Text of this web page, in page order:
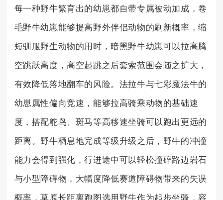
每一种野牛繁育出的幼崽都自带专属被动加成，卷
毛野牛幼崽能够提高野外伴侣动物的刷新概率，缩
短驯服野生动物的用时，暗黑野牛幼崽可以拉高腾
空跳跃高度，高空起跳之后套索范围会随之扩大，
有效降低落地翻车的风险。法拉牛与七彩魔法牛的
幼崽属性偏向竞速，能够拉高骑乘动物的基础速
度，搭配鸵鸟、斑马等高移速坐骑可以跑出更远的
距离。野牛栖息地完成等级升级之后，野牛的冲撞
能力会得到强化，行进途中可以轻松撞碎路边岩石
与小型障碍物，大幅度降低赛道障碍物带来的失误
概率，草原长距离跑图选用野牛作为起步坐骑，容